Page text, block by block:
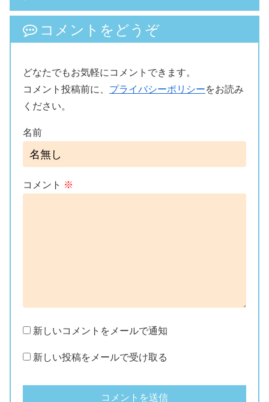
コメントをどうぞ
どなたでもお気軽にコメントできます。
コメント投稿前に、 プライバシーポリシーをお読み
ください。
名前
コメント ※
新しいコメントをメールで通知
新しい投稿をメールで受け取る